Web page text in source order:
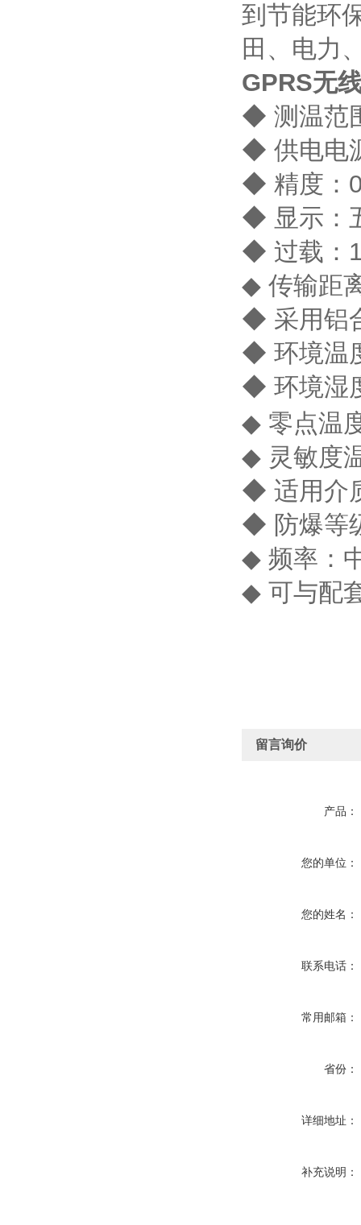
到节能环
田、电力
GPRS无
◆ 测温范
◆ 供电电
◆ 精度：
◆ 显示：
◆ 过载：
◆ 传输距
◆ 采用铝
◆ 环境温
◆ 环境湿
◆ 零点温
◆ 灵敏度
◆ 适用介
◆ 防爆等
◆ 频率：
◆ 可与配
留言询价
产品：
您的单位：
您的姓名：
联系电话：
常用邮箱：
省份：
详细地址：
补充说明：